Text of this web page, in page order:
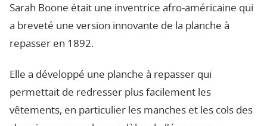
Sarah Boone était une inventrice afro-américaine qui
a breveté une version innovante de la planche à
repasser en 1892.
Elle a développé une planche à repasser qui
permettait de redresser plus facilement les
vêtements, en particulier les manches et les cols des